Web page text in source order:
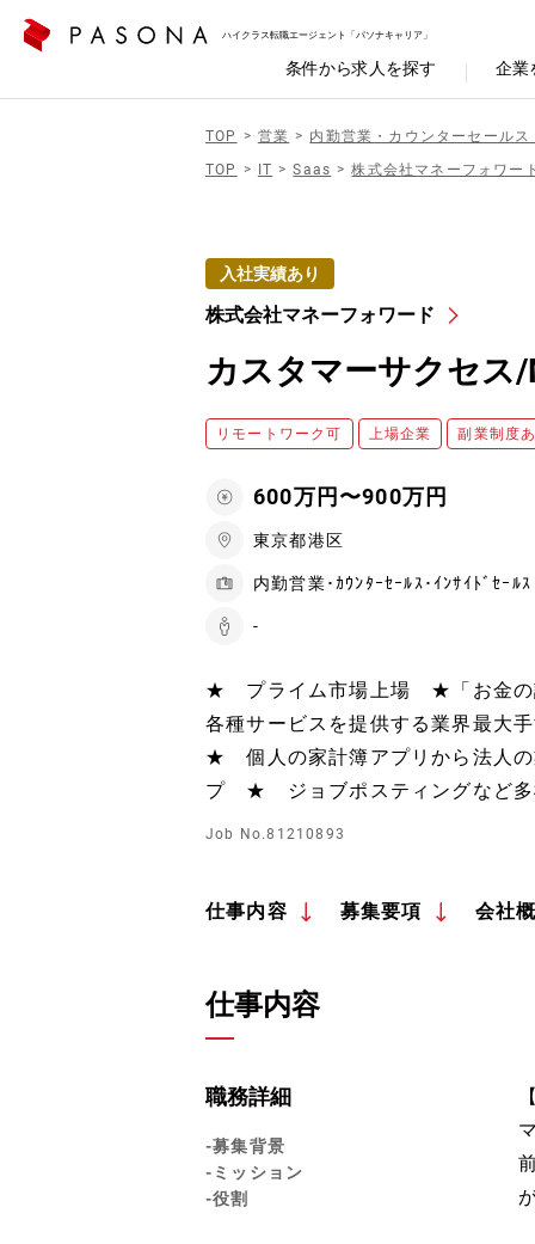
ハイクラス転職エージェント「パソナキャリア」
条件から求人を探す 企業
TOP 営業
内勤営業・カウンターセール
TOP
IT Saas 株式会社マネーフォワー
入社実績あり
株式会社マネーフォワード
カスタマーサクセス
リモートワーク可 上場企業 副業制度
600万円〜900万円
東京都港区
内勤営業･ｶｳﾝﾀｰｾｰﾙｽ･ｲﾝｻｲﾄﾞｾｰﾙｽ
-
★ プライム市場上場 ★「お金の
各種サービスを提供する業界最
★ 個人の家計簿アプリから法人の
プ ★ ジョブポスティングなど
Job No.81210893
仕事内容 募集要項 会社
仕事内容
職務詳細
-募集背景
-ミッション
-役割